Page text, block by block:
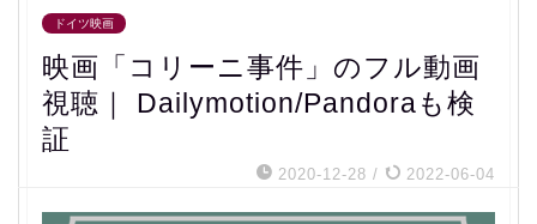
ドイツ映画
映画「コリーニ事件」のフル動画
視聴｜ Dailymotion/Pandoraも検
証
2020-12-28 / 2022-06-04